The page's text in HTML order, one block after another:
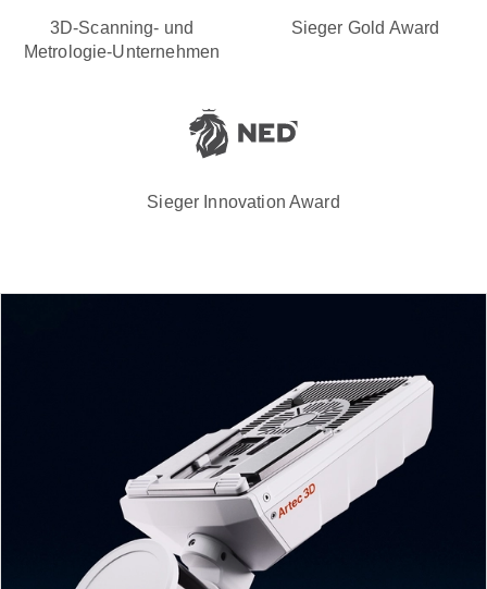
3D-Scanning- und
Metrologie-Unternehmen
Sieger Gold Award
Sieger Innovation Award